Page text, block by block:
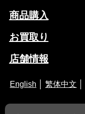
商品購入
お買取り
店舗情報
English 繁体中文